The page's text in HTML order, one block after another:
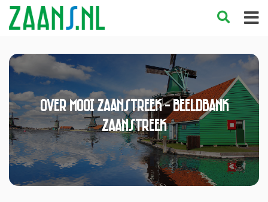
Over Mooi Zaanstreek - Beeldbank
Zaanstreek